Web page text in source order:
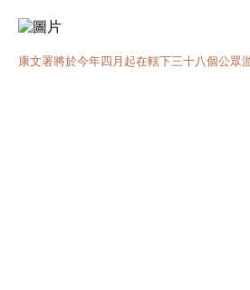
康文署將於今年四月起在轄下三十八個公眾